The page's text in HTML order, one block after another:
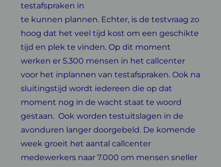
testafspraken in
te kunnen plannen. Echter, is de testvraag zo
hoog dat het veel tijd kost om een geschikte
tijd en plek te vinden. Op dit moment
werken er 5.300 mensen in het callcenter
voor het inplannen van testafspraken. Ook na
sluitingstijd wordt iedereen die op dat
moment nog in de wacht staat te woord
gestaan. Ook worden testuitslagen in de
avonduren langer doorgebeld. De komende
week groeit het aantal callcenter
medewerkers naar 7.000 om mensen sneller